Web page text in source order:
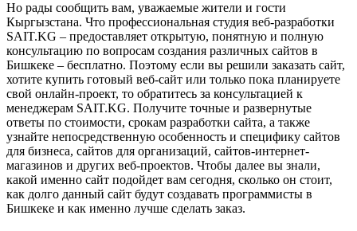
Но рады сообщить вам, уважаемые жители и гости
Кыргызстана. Что профессиональная студия веб-разработки
SAIT.KG – предоставляет открытую, понятную и полную
консультацию по вопросам создания различных сайтов в
Бишкеке – бесплатно. Поэтому если вы решили заказать сайт,
хотите купить готовый веб-сайт или только пока планируете
свой онлайн-проект, то обратитесь за консультацией к
менеджерам SAIT.KG. Получите точные и развернутые
ответы по стоимости, срокам разработки сайта, а также
узнайте непосредственную особенность и специфику сайтов
для бизнеса, сайтов для организаций, сайтов-интернет-
магазинов и других веб-проектов. Чтобы далее вы знали,
какой именно сайт подойдет вам сегодня, сколько он стоит,
как долго данный сайт будут создавать программисты в
Бишкеке и как именно лучше сделать заказ.